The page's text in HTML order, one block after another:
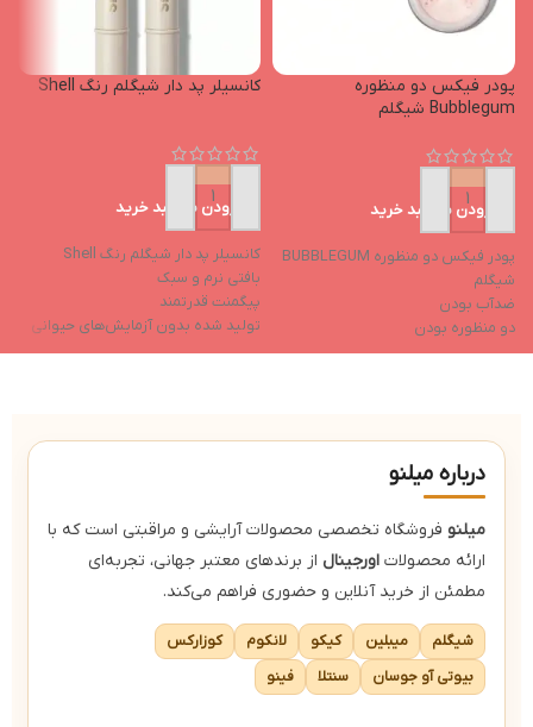
پودر فیکس دو منظوره
Bubblegum شیگلم
افزودن به سبد خرید
پودر فیکس دو منظوره BUBBLEGUM
شیگلم
ضدآب بودن
دو منظوره بودن
ترکیبات مرطوب‌کننده
کانسیلر پد دار شیگلم رنگ Shell
افزودن به سبد خرید
کانسیلر پد دار شیگلم رنگ Shell
بافتی نرم و سبک
پیگمنت قدرتمند
تولید شده بدون آزمایش‌های حیوانی
خواص مرطوب‌کننده
درباره میلنو
میلنو فروشگاه تخصصی محصولات آرایشی و مراقبتی است که با
ارائه محصولات اورجینال از برندهای معتبر جهانی، تجربه‌ای
مطمئن از خرید آنلاین و حضوری فراهم می‌کند.
شیگلم میبلین کیکو لانکوم
کوزارکس
بیوتی آو جوسان
سنتلا فینو